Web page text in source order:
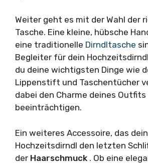
Weiter geht es mit der Wahl der
Tasche. Eine kleine, hübsche
eine traditionelle Dirndltasche
Begleiter für dein
du deine wichtigsten Dinge wie
Lippenstift und Taschentücher
dabei den Charme deines Outfits
beeinträchtigen.
Ein weiteres Accessoire, das
Hochzeitsdirndl den letzten
der Haarschmuck . Ob eine